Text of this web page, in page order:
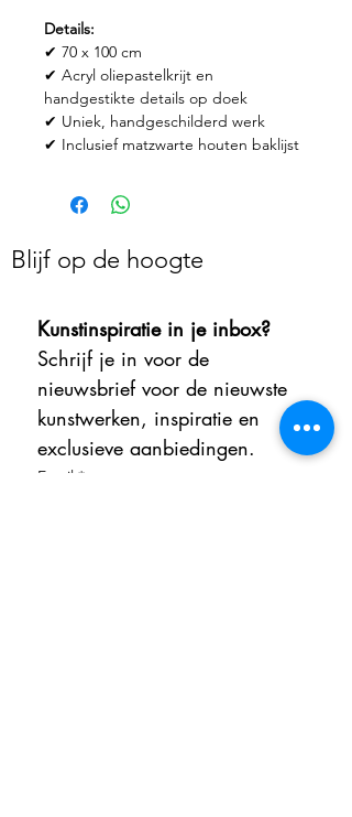
Details:
✔ 70 x 100 cm
✔ Acryl oliepastelkrijt en
handgestikte details op doek
✔ Uniek, handgeschilderd werk
✔ Inclusief matzwarte houten baklijst
Blijf op de hoogte
Kunstinspiratie in je inbox?
Schrijf je in voor de
nieuwsbrief voor de nieuwste
kunstwerken, inspiratie en
exclusieve aanbiedingen.
Email *